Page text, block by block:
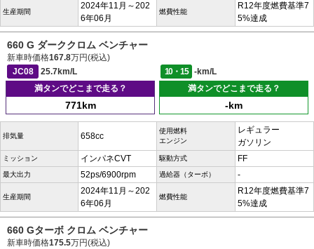
生産期間
2024年11月～202
6年06月
燃費性能
R12年度燃費基準7
5%達成
660 G ダーククロム ベンチャー
新車時価格167.8万円(税込)
JC08
25.7km/L 10・15
-km/L
満タンでどこまで走る？
771km
満タンでどこまで走る？
-km
排気量 658cc
使用燃料
エンジン
レギュラー
ガソリン
ミッション インパネCVT 駆動方式 FF
最大出力 52ps/6900rpm 過給器（ターボ） -
生産期間
2024年11月～202
6年06月
燃費性能
R12年度燃費基準7
5%達成
660 Gターボ クロム ベンチャー
新車時価格175.5万円(税込)